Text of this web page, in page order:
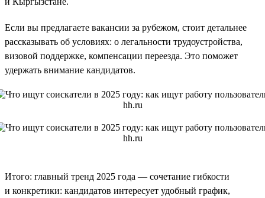
Если вы предлагаете вакансии за рубежом, стоит детальнее
рассказывать об условиях: о легальности трудоустройства,
визовой поддержке, компенсации переезда. Это поможет
удержать внимание кандидатов.
Итого: главный тренд 2025 года — сочетание гибкости
и конкретики: кандидатов интересует удобный график,